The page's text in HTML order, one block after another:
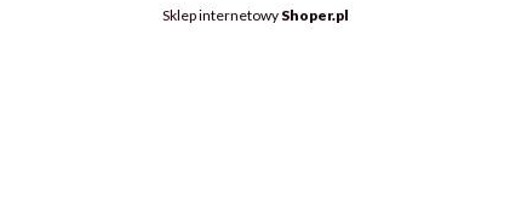
Sklep internetowy Shoper.pl